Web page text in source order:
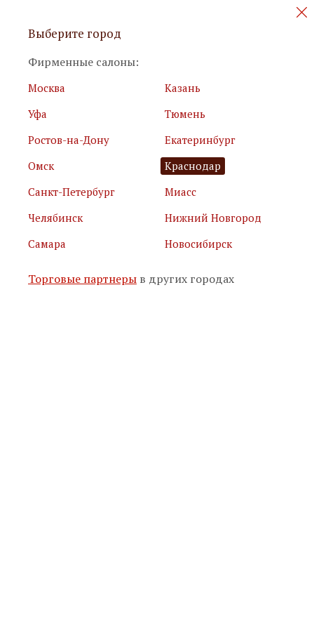
Персональные акции и новинки
Я принимаю
условия использования сайта
Я соглашаюсь сполитикой обработки персональных
Подписаться
Выберите город
Фирменные салоны:
Москва
Казань
Уфа
Тюмень
Ростов-на-Дону
Екатеринбург
Омск
Краснодар
Санкт-Петербург
Миасс
Челябинск
Нижний Новгород
Самара
Новосибирск
Торговые партнеры в других городах